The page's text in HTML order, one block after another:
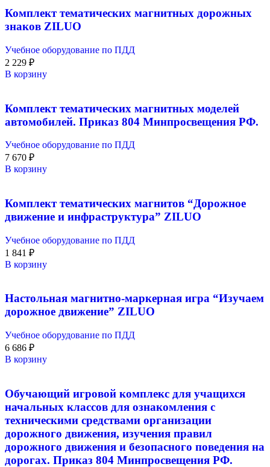
Комплект тематических магнитных дорожных
знаков ZILUO
Учебное оборудование по ПДД
2 229 ₽
В корзину
Комплект тематических магнитных моделей
автомобилей. Приказ 804 Минпросвещения РФ.
Учебное оборудование по ПДД
7 670 ₽
В корзину
Комплект тематических магнитов “Дорожное
движение и инфраструктура” ZILUO
Учебное оборудование по ПДД
1 841 ₽
В корзину
Настольная магнитно-маркерная игра “Изучаем
дорожное движение” ZILUO
Учебное оборудование по ПДД
6 686 ₽
В корзину
Обучающий игровой комплекс для учащихся
начальных классов для ознакомления с
техническими средствами организации
дорожного движения, изучения правил
дорожного движения и безопасного поведения на
дорогах. Приказ 804 Минпросвещения РФ.